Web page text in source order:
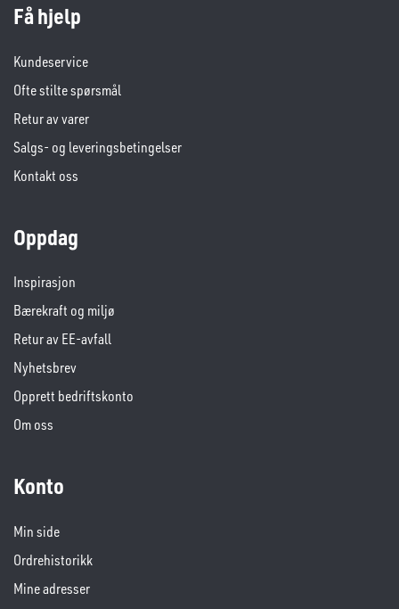
Få hjelp
Kundeservice
Ofte stilte spørsmål
Retur av varer
Salgs- og leveringsbetingelser
Kontakt oss
Oppdag
Inspirasjon
Bærekraft og miljø
Retur av EE-avfall
Nyhetsbrev
Opprett bedriftskonto
Om oss
Konto
Min side
Ordrehistorikk
Mine adresser